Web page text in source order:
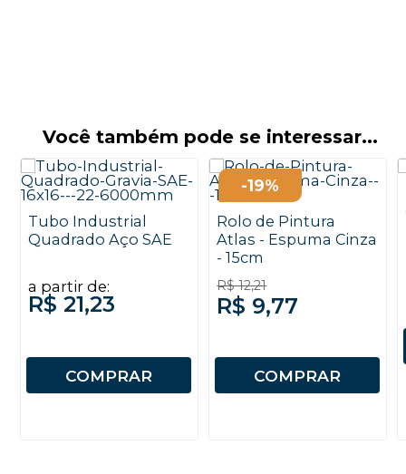
Você também pode se interessar...
Tubo Industrial
Quadrado Aço SAE
a partir de:
R$ 21,23
COMPRAR
Rolo de Pintura
Atlas - Espuma Cinza
- 15cm
R$ 12,21
R$ 9,77
COMPRAR
-19%